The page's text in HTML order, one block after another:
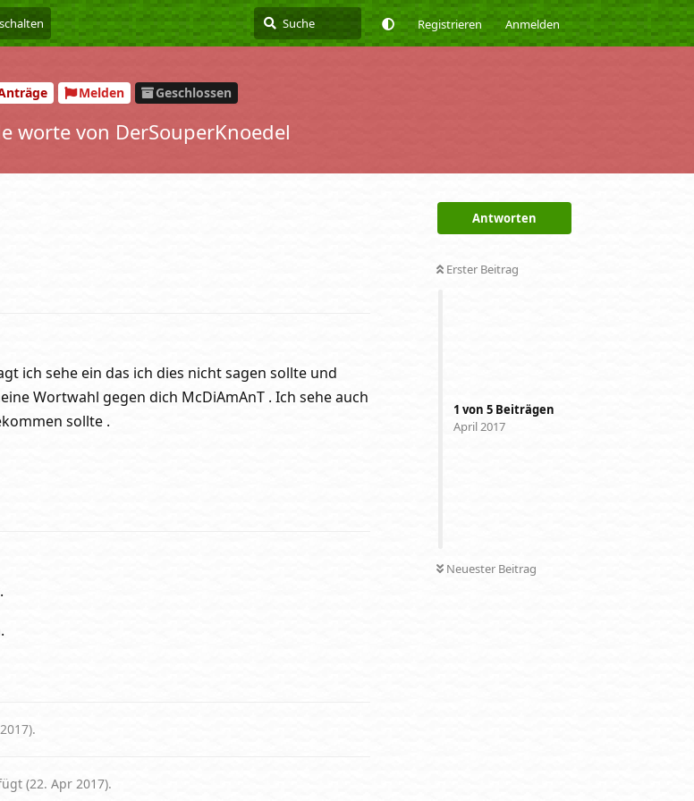
Registrieren Anmelden
Melden Geschlossen
worte von DerSouperKnoedel
Antworten
Erster Beitrag
1 von 5 Beiträgen
April 2017
Neuester Beitrag
ich sehe ein das ich dies nicht sagen sollte und
Wortwahl gegen dich McDiAmAnT . Ich sehe auch
sollte .
).
(22. Apr 2017).